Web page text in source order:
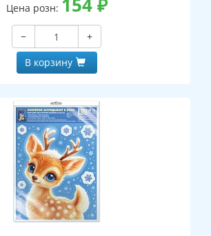
Цена розн: 154₽
−
+
В корзину